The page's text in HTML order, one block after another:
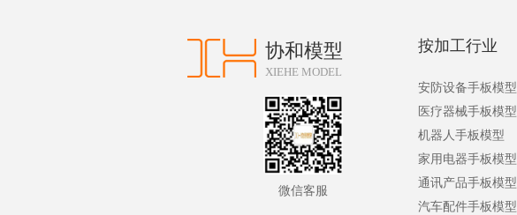
协和模型
XIEHE MODEL
微信客服
按加工行业
安防设备手板模型
医疗器械手板模型
机器人手板模型
家用电器手板模型
通讯产品手板模型
汽车配件手板模型